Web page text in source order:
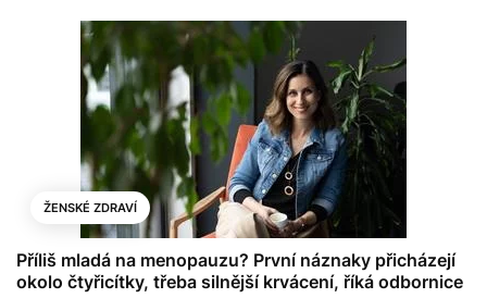
ŽENSKÉ ZDRAVÍ
Příliš mladá na menopauzu? První náznaky přicházejí
okolo čtyřicítky, třeba silnější krvácení, říká odbornice